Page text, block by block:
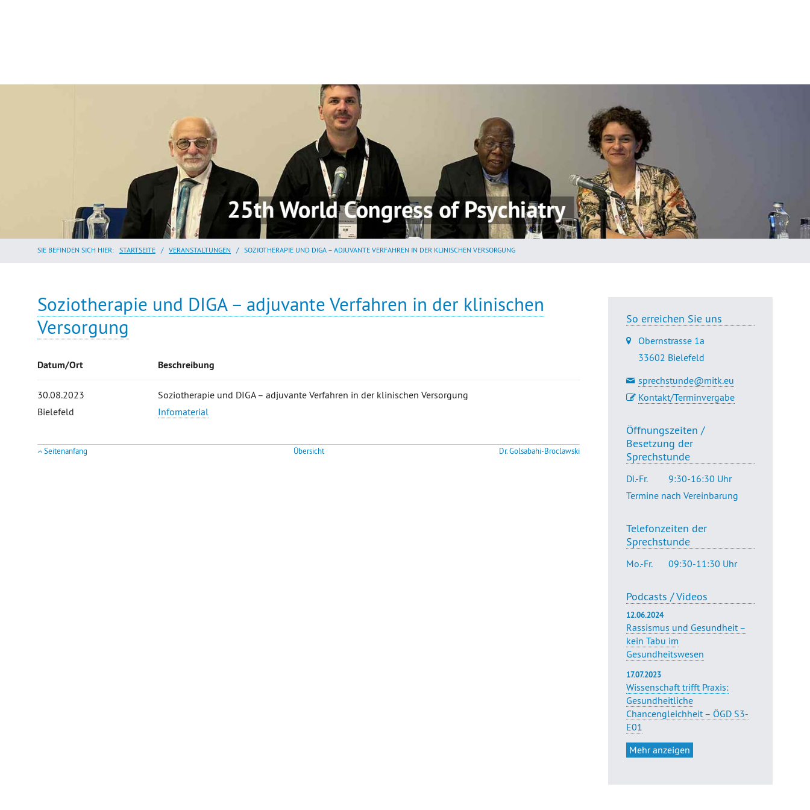
SIE BEFINDEN SICH HIER: STARTSEITE / VERANSTALTUNGEN / SOZIOTHERAPIE UND DIGA – ADJUVANTE VERFAHREN IN DER KLINISCHEN VERSORGUNG
Soziotherapie und DIGA – adjuvante Verfahren in der klinischen
Versorgung
Datum/Ort Beschreibung
30.08.2023
Bielefeld
Soziotherapie und DIGA – adjuvante Verfahren in der klinischen Versorgung
Infomaterial
Seitenanfang Übersicht Dr. Golsabahi-Broclawski
So erreichen Sie uns
Obernstrasse 1a
33602 Bielefeld
sprechstunde@mitk.eu
Kontakt/Terminvergabe
Öffnungszeiten /
Besetzung der
Sprechstunde
Di.-Fr.
9:30-16:30 Uhr
Termine nach Vereinbarung
Telefonzeiten der
Sprechstunde
Mo.-Fr. 09:30-11:30 Uhr
Podcasts / Videos
12.06.2024
Rassismus und Gesundheit –
kein Tabu im
Gesundheitswesen
17.07.2023
Wissenschaft trifft Praxis:
Gesundheitliche
Chancengleichheit – ÖGD S3-
E01
Mehr anzeigen